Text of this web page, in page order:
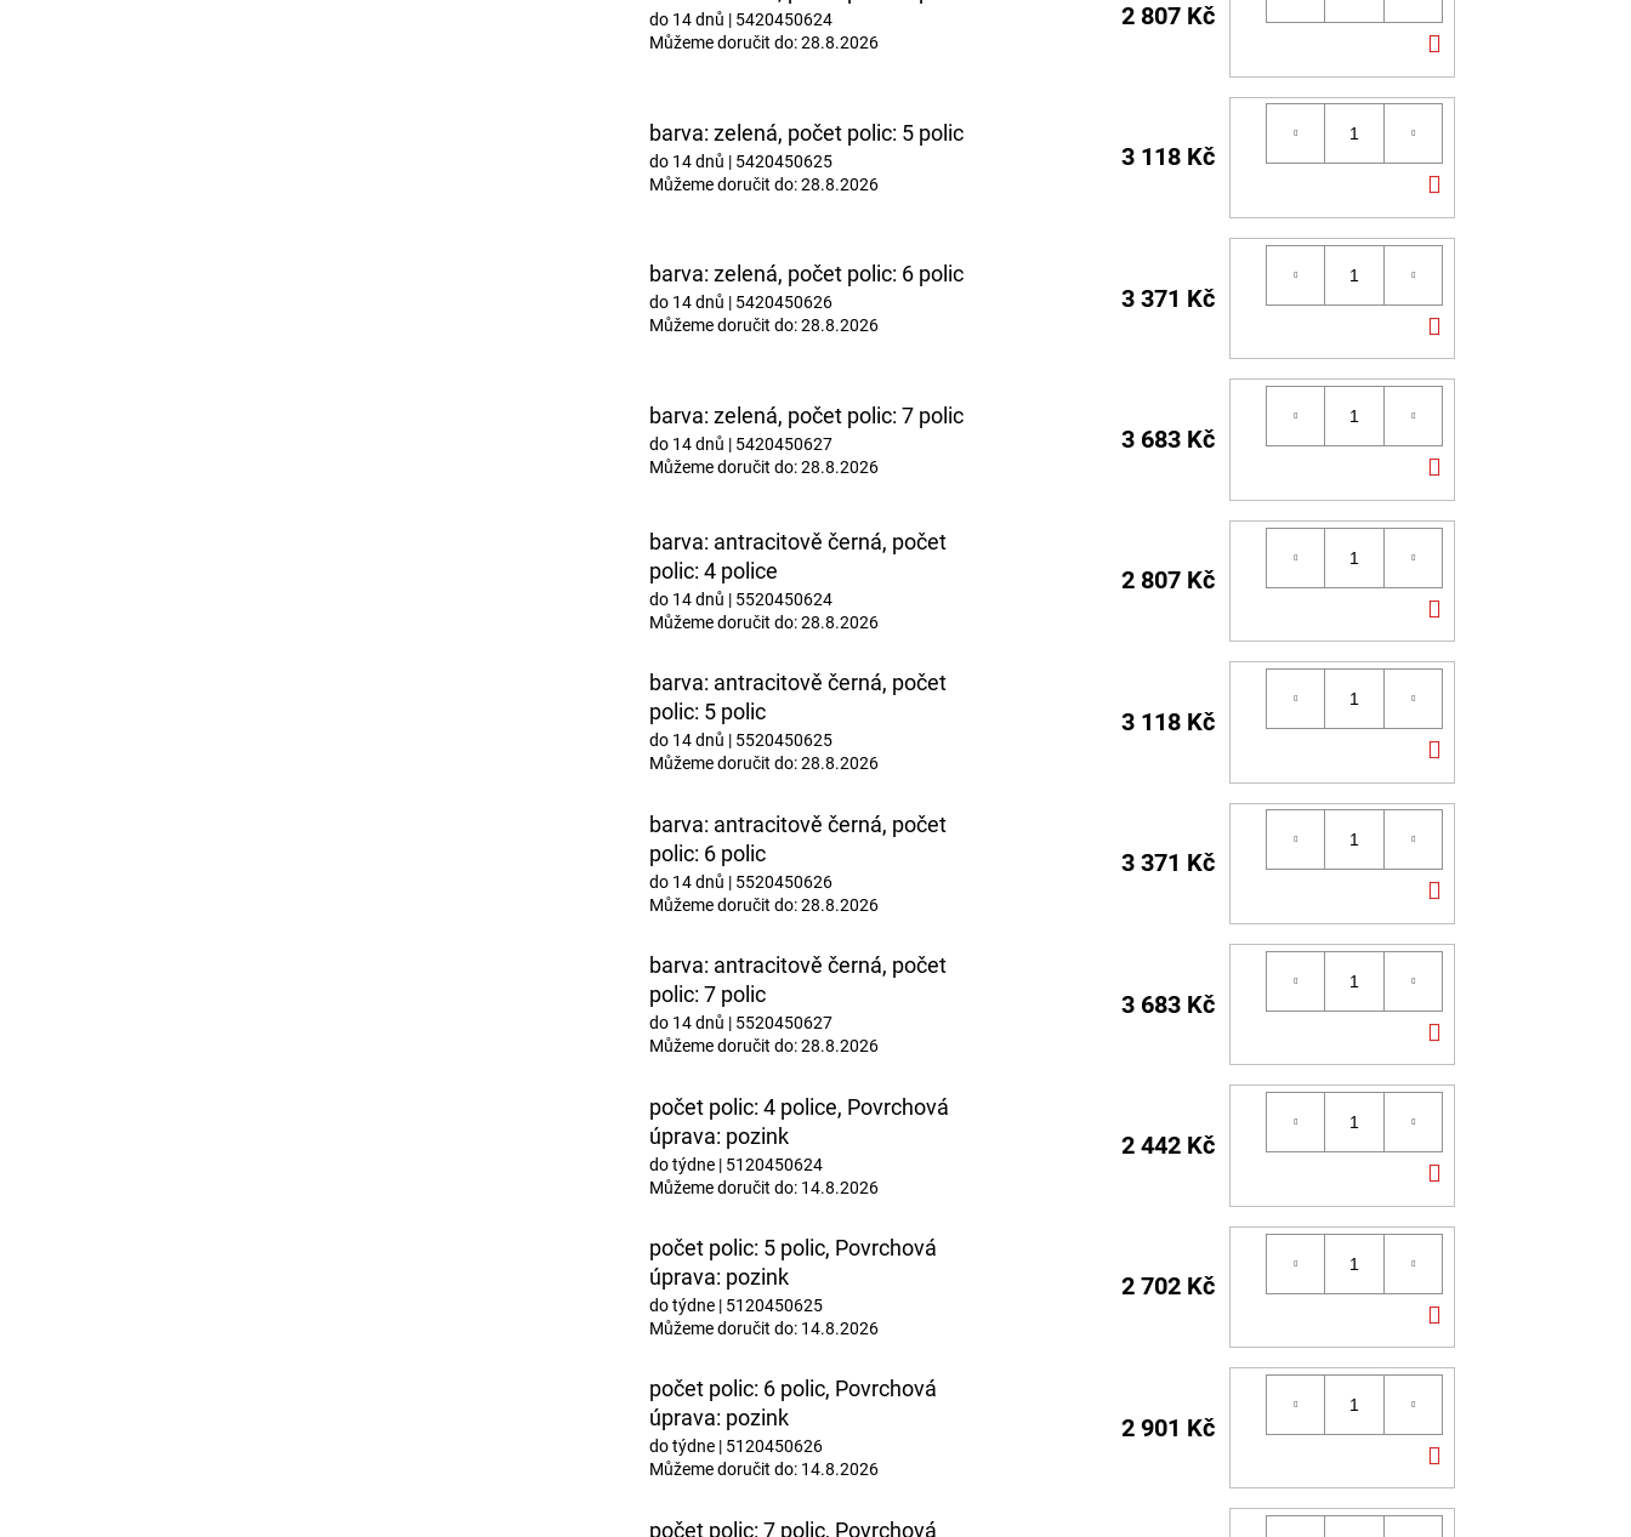
do 14 dnů | 5420450624
Můžeme doručit do:28.8.2026
2 807 Kč
KOŠÍKU
barva: zelená, počet polic: 5 polic
do 14 dnů | 5420450625
Můžeme doručit do:28.8.2026
3 118 Kč
KOŠÍKU
barva: zelená, počet polic: 6 polic
do 14 dnů | 5420450626
Můžeme doručit do:28.8.2026
3 371 Kč
KOŠÍKU
barva: zelená, počet polic: 7 polic
do 14 dnů | 5420450627
Můžeme doručit do:28.8.2026
3 683 Kč
KOŠÍKU
barva: antracitově černá, počet
polic: 4 police
do 14 dnů | 5520450624
Můžeme doručit do:28.8.2026
2 807 Kč
KOŠÍKU
barva: antracitově černá, počet
polic: 5 polic
do 14 dnů | 5520450625
Můžeme doručit do:28.8.2026
3 118 Kč
KOŠÍKU
barva: antracitově černá, počet
polic: 6 polic
do 14 dnů | 5520450626
Můžeme doručit do:28.8.2026
3 371 Kč
KOŠÍKU
barva: antracitově černá, počet
polic: 7 polic
do 14 dnů | 5520450627
Můžeme doručit do:28.8.2026
3 683 Kč
KOŠÍKU
počet polic: 4 police, Povrchová
úprava: pozink
do týdne | 5120450624
Můžeme doručit do: 14.8.2026
2 442 Kč
KOŠÍKU
počet polic: 5 polic, Povrchová
úprava: pozink
do týdne | 5120450625
Můžeme doručit do: 14.8.2026
2 702 Kč
KOŠÍKU
počet polic: 6 polic, Povrchová
úprava: pozink
do týdne | 5120450626
Můžeme doručit do: 14.8.2026
2 901 Kč
KOŠÍKU
počet polic: 7 polic, Povrchová